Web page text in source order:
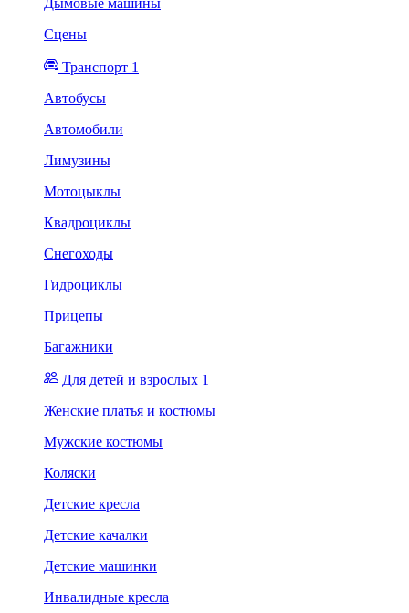
Дымовые машины
Сцены
Транспорт 1
Автобусы
Автомобили
Лимузины
Мотоцыклы
Квадроциклы
Снегоходы
Гидроциклы
Прицепы
Багажники
Для детей и взрослых 1
Женские платья и костюмы
Мужские костюмы
Коляски
Детские кресла
Детские качалки
Детские машинки
Инвалидные кресла